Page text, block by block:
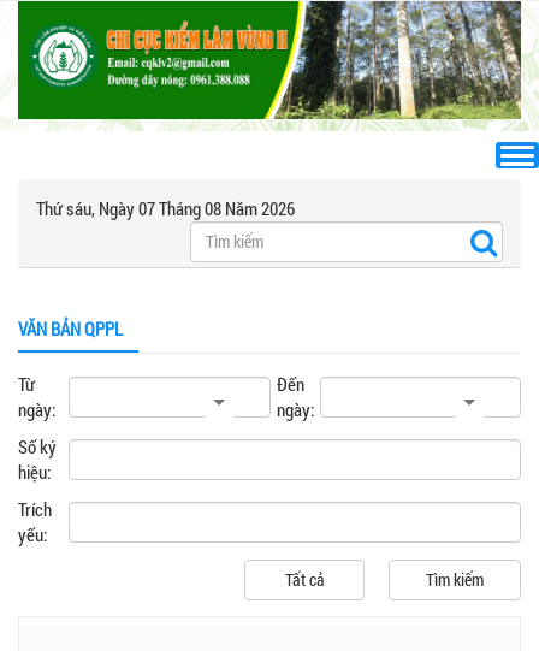
Thứ sáu, Ngày 07 Tháng 08 Năm 2026
VĂN BẢN QPPL
Từ
ngày:
Đến
ngày:
Số ký
hiệu:
Trích
yếu: